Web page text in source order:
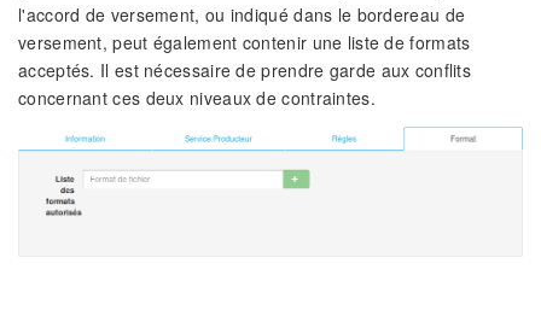
l'accord de versement, ou indiqué dans le bordereau de
versement, peut également contenir une liste de formats
acceptés. Il est nécessaire de prendre garde aux conflits
concernant ces deux niveaux de contraintes.